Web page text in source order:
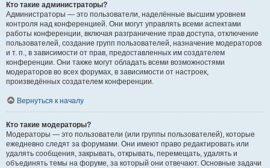
Кто такие администраторы?
Администраторы — это пользователи, наделённые высшим уровнем
контроля над конференцией. Они могут управлять всеми аспектами
работы конференции, включая разграничение прав доступа, отключение
пользователей, создание групп пользователей, назначение модераторов
и т. п., в зависимости от прав, предоставленных им создателем
конференции. Они также могут обладать всеми возможностями
модераторов во всех форумах, в зависимости от настроек,
произведённых создателем конференции.
Вернуться к началу
Кто такие модераторы?
Модераторы — это пользователи (или группы пользователей), которые
ежедневно следят за форумами. Они имеют право редактировать или
удалять сообщения, закрывать, открывать, перемещать, удалять и
объединять темы на форуме, за который они отвечают. Основные задачи